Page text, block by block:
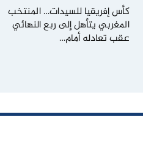
كأس إفريقيا للسيدات… المنتخب
المغربي يتأهل إلى ربع النهائي
عقب تعادله أمام…